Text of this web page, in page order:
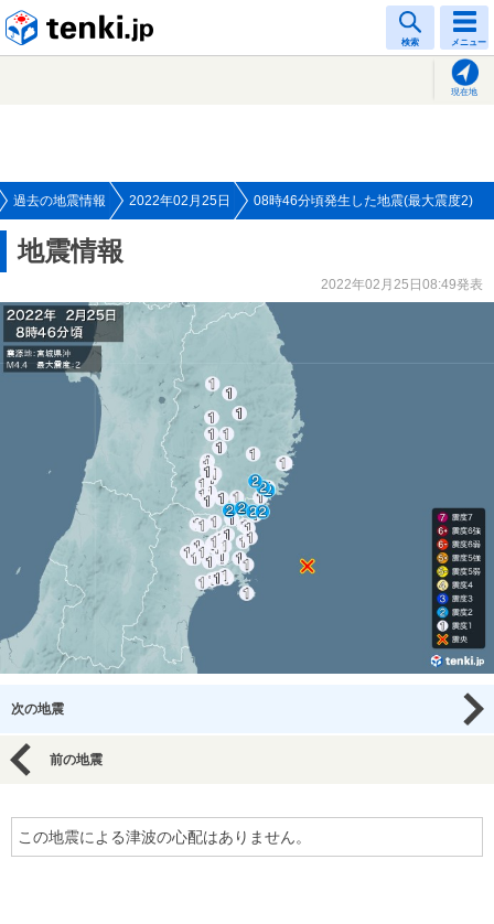
検索 メニュー
現在地
過去の地震情報 2022年02月25日 08時46分頃発生した地震(最大震度2)
地震情報
2022年02月25日08:49発表
次の地震
前の地震
この地震による津波の心配はありません。